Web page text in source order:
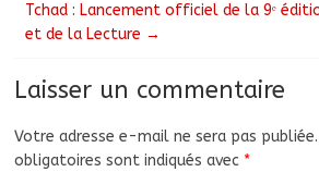
Tchad : Lancement officiel de la 9ᵉ
et de la Lecture →
Laisser un commentaire
Votre adresse e-mail ne sera pas publiée.
obligatoires sont indiqués avec *